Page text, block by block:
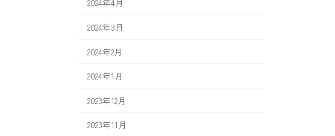
2024年4月
2024年3月
2024年2月
2024年1月
2023年12月
2023年11月